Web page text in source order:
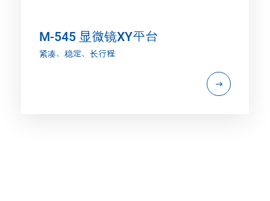
M-545 显微镜XY平台
紧凑、稳定、长行程